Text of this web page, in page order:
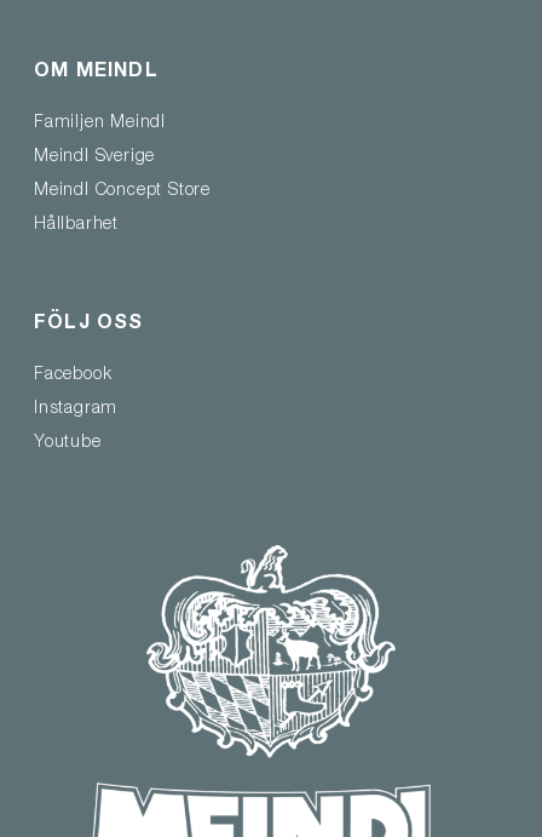
OM MEINDL
Familjen Meindl
Meindl Sverige
Meindl Concept Store
Hållbarhet
FÖLJ OSS
Facebook
Instagram
Youtube